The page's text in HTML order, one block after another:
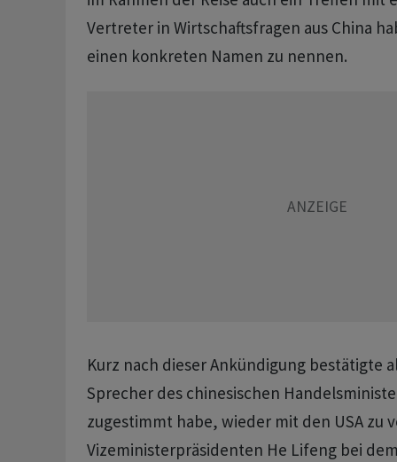
Vertreter in Wirtschaftsfragen aus China
einen konkreten Namen zu nennen.
Kurz nach dieser Ankündigung bestätigte
Sprecher des chinesischen
zugestimmt habe, wieder mit den USA zu
Vizeministerpräsidenten He Lifeng bei